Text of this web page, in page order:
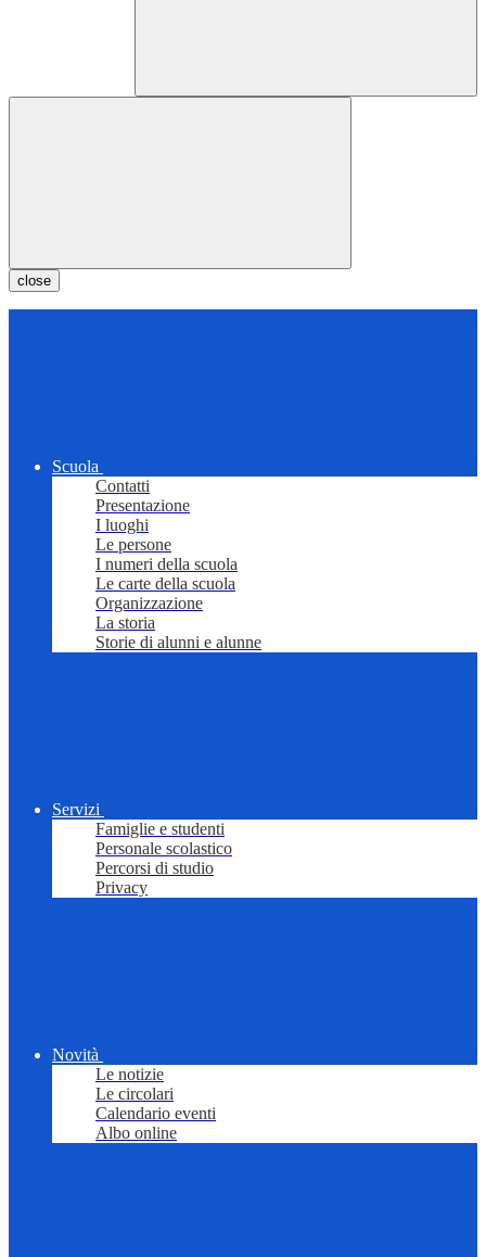
close
Scuola
Contatti
Presentazione
I luoghi
Le persone
I numeri della scuola
Le carte della scuola
Organizzazione
La storia
Storie di alunni e alunne
Servizi
Famiglie e studenti
Personale scolastico
Percorsi di studio
Privacy
Novità
Le notizie
Le circolari
Calendario eventi
Albo online